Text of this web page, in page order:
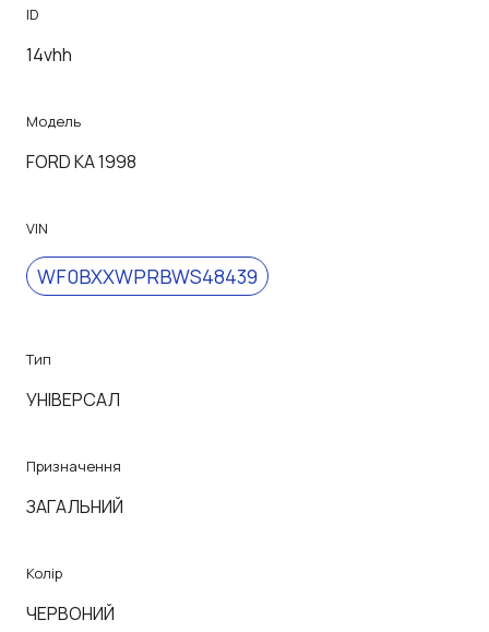
ID
14vhh
Модель
FORD KA 1998
VIN
WF0BXXWPRBWS48439
Тип
УНІВЕРСАЛ
Призначення
ЗАГАЛЬНИЙ
Колір
ЧЕРВОНИЙ